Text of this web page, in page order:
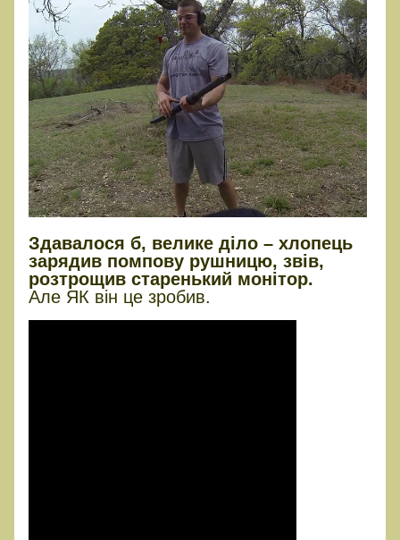
Здавалося б, велике діло – хлопець
зарядив помпову рушницю, звів,
розтрощив старенький монітор.
Але ЯК він це зробив.